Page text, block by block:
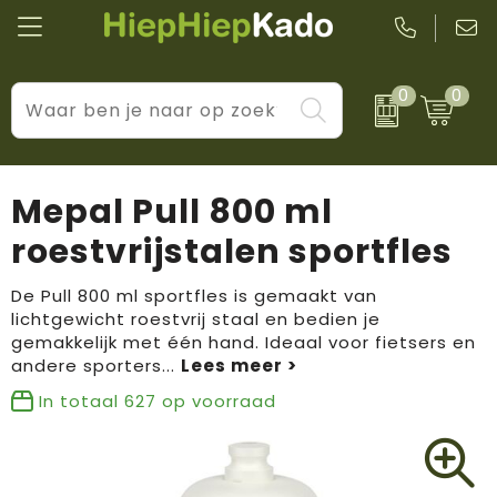
0 0
Kantoor & schrijfwaren
Wellness & verzorging
Tassen & reizen
Huis, tuin & keuken
Kleding & accessoires
Sport & vrije tijd
Levensstijl
Prijs & impact
BIC
Boska
Brandflavours
Camelbak
Mepal Pull 800 ml
roestvrijstalen sportfles
De Pull 800 ml sportfles is gemaakt van
lichtgewicht roestvrij staal en bedien je
gemakkelijk met één hand. Ideaal voor fietsers en
andere sporters...
In totaal 627 op voorraad